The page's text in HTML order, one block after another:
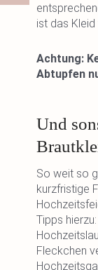
ist das Kleid
Achtung:
Abtupfen
Und
So weit so
kurzfristige
Tipps
Fleckchen